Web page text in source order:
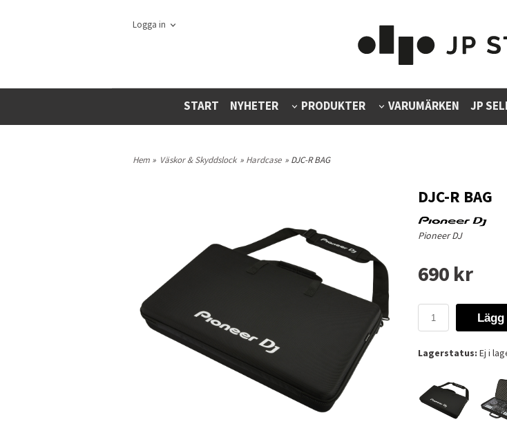
Logga in
START NYHETER PRODUKTER VARUMÄRKEN JP
Hem » Väskor & Skyddslock » Hardcase » DJC-R BAG
DJC-R BAG
Pioneer DJ
690 kr
Lagerstatus: Ej i